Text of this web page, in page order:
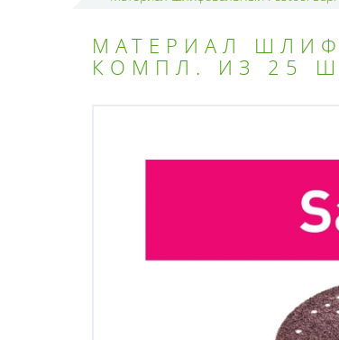
МАТЕРИАЛ
КОМПЛ. ИЗ 25